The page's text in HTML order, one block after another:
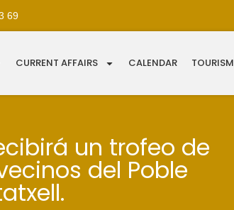
69
CURRENT AFFAIRS CALENDAR TOURISM
un trofeo de
del Poble